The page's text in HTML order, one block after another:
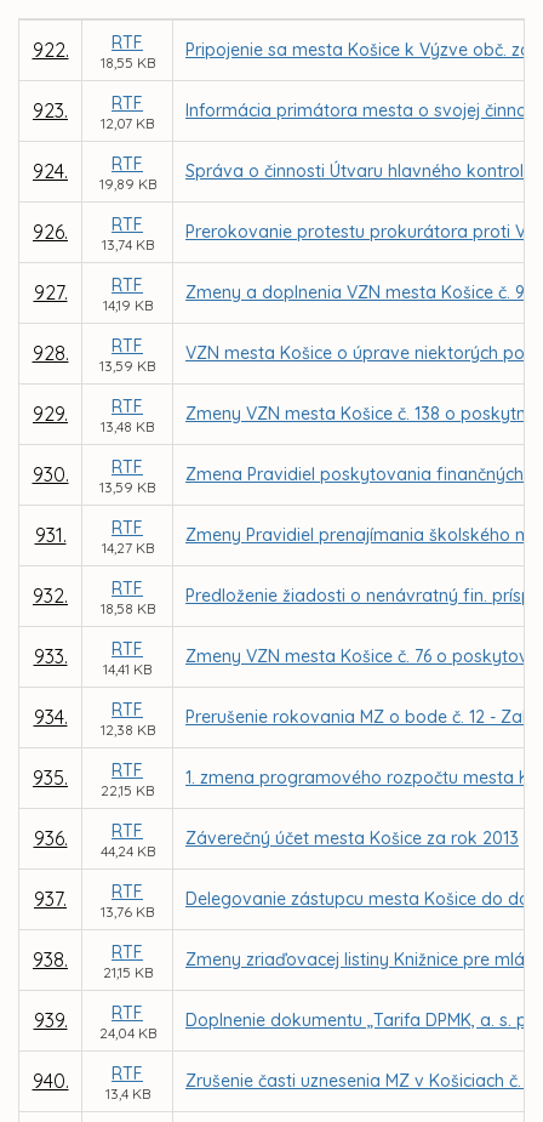
922. RTF
18,55 KB
Pripojenie sa mesta Košice k Výzve obč.
923. RTF
12,07 KB
Informácia primátora mesta o svojej
924. RTF
19,89 KB
Správa o činnosti Útvaru hlavného
926. RTF
13,74 KB
Prerokovanie protestu prokurátora proti
927. RTF
14,19 KB
Zmeny a doplnenia VZN mesta Košice č.
928. RTF
13,59 KB
VZN mesta Košice o úprave niektorých
929. RTF
13,48 KB
Zmeny VZN mesta Košice č. 138 o
930. RTF
13,59 KB
Zmena Pravidiel poskytovania finančných
931. RTF
14,27 KB
Zmeny Pravidiel prenajímania školského
932. RTF
18,58 KB
Predloženie žiadosti o nenávratný fin.
933. RTF
14,41 KB
Zmeny VZN mesta Košice č. 76 o
934. RTF
12,38 KB
Prerušenie rokovania MZ o bode č. 12 -
935. RTF
22,15 KB
1. zmena programového rozpočtu mesta
936. RTF
44,24 KB
Záverečný účet mesta Košice za rok 2013
937. RTF
13,76 KB
Delegovanie zástupcu mesta Košice do
938. RTF
21,15 KB
Zmeny zriaďovacej listiny Knižnice pre
939. RTF
24,04 KB
Doplnenie dokumentu „Tarifa DPMK, a. s.
940. RTF
13,4 KB
Zrušenie časti uznesenia MZ v Košiciach č.